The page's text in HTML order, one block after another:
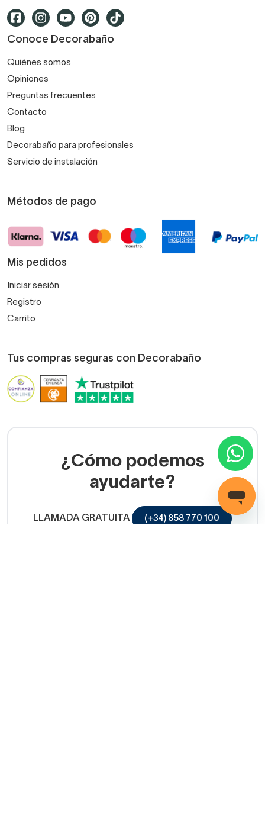
Conoce Decorabaño
Quiénes somos
Opiniones
Preguntas frecuentes
Contacto
Blog
Decorabaño para profesionales
Servicio de instalación
Métodos de pago
Mis pedidos
Iniciar sesión
Registro
Carrito
Tus compras seguras con Decorabaño
¿Cómo podemos
ayudarte?
LLAMADA GRATUITA (+34) 858 770 100